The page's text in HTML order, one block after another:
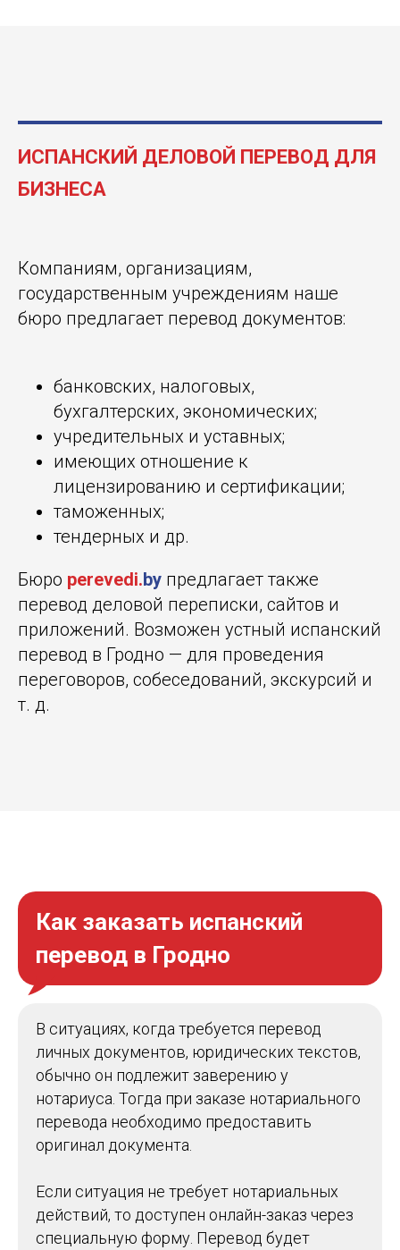
ИСПАНСКИЙ ДЕЛОВОЙ ПЕРЕВОД ДЛЯ
БИЗНЕСА
Компаниям, организациям,
государственным учреждениям наше
бюро предлагает перевод документов:
банковских, налоговых,
бухгалтерских, экономических;
учредительных и уставных;
имеющих отношение к
лицензированию и сертификации;
таможенных;
тендерных и др.
Бюро perevedi.by предлагает также
перевод деловой переписки, сайтов и
приложений. Возможен устный испанский
перевод в Гродно — для проведения
переговоров, собеседований, экскурсий и
т. д.
Как заказать испанский
перевод в Гродно
В ситуациях, когда требуется перевод
личных документов, юридических текстов,
обычно он подлежит заверению у
нотариуса. Тогда при заказе нотариального
перевода необходимо предоставить
оригинал документа.
Если ситуация не требует нотариальных
действий, то доступен онлайн-заказ через
специальную форму. Перевод будет